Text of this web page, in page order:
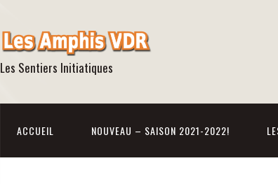
Les Sentiers Initiatiques
ACCUEIL NOUVEAU – SAISON 2021-2022!